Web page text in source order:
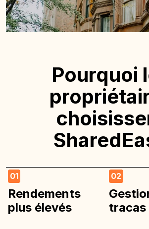
Pourquoi
01
Rendements
plus élevés
02
tracas